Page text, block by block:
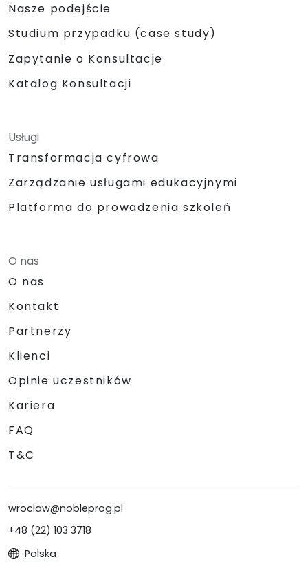
Nasze podejście
Studium przypadku (case study)
Zapytanie o Konsultacje
Katalog Konsultacji
Usługi
Transformacja cyfrowa
Zarządzanie usługami edukacyjnymi
Platforma do prowadzenia szkoleń
O nas
O nas
Kontakt
Partnerzy
Klienci
Opinie uczestników
Kariera
FAQ
T&C
wroclaw@nobleprog.pl
+48 (22) 103 3718
Polska